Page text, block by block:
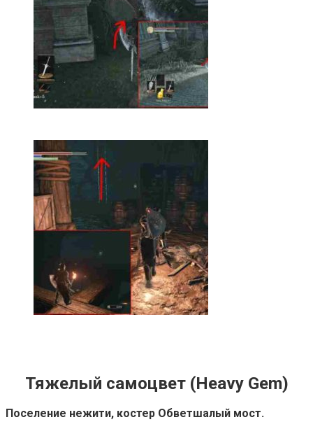
Тяжелый самоцвет (Heavy Gem)
Поселение нежити, костер Обветшалый мост.